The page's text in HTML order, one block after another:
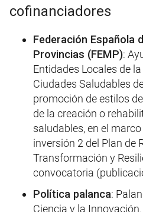
cofinanciadores
Federación Española
Provincias (FEMP):
Entidades Locales de
Ciudades Saludables
promoción de estilos
de la creación o
saludables, en el
inversión 2 del Plan de
Transformación y
convocatoria
Política palanca:
Ciencia y la